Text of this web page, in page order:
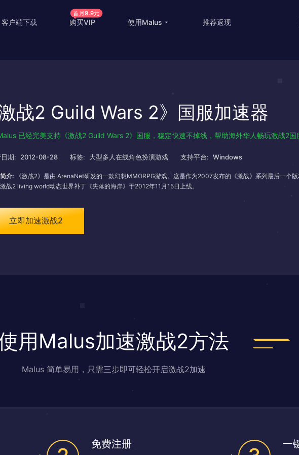
客户端下载 购买VIP
首月9.9元
使用Malus
教育优惠 出国旅行
推荐返现
战2 Guild Wars 2》国服加速器
已经完美支持《激战2 Guild Wars 2》国服，稳定快速不掉线，帮助海外华人畅玩激战2国
期: 2012-08-28 标签: 大型多人在线角色扮演游戏 支持平台: Windows
介: 《激战2》是由 ArenaNet研发的一款幻想MMORPG游戏。这是作为2007发布的《激战》系列最后一个
战2 living world动态世界补丁《失落的海岸》于2012年11月15日上线。
立即加速激战2
用Malus加速激战2方法
Malus 简单易用，只需三步即可轻松开启激战2加速
免费注册 一